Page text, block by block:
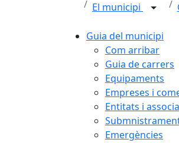
El municipi
Guia del municipi
Com arribar
Guia de carrers
Equipaments
Empreses i
Entitats i
Emergències